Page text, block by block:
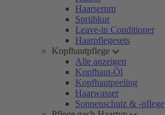
Haarserum
Sprühkur
Leave-in Conditioner
Haarpflegesets
Kopfhautpflege
Alle anzeigen
Kopfhaut-Öl
Kopfhautpeeling
Haarwasser
Sonnenschutz & -pflege